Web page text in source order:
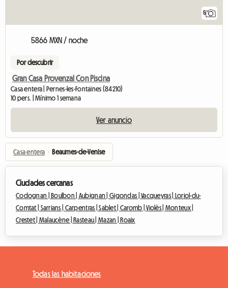
5
5866 MXN / noche
Por descubrir
Gran Casa Provenzal Con Piscina
Casa entera | Pernes-les-Fontaines (84210)
10 pers. | Mínimo 1 semana
Ver anuncio
Casa entera › Beaumes-de-Venise
Ciudades cercanas
Codognan |Boulbon | Aubignan | Gigondas |Vacqueyras | Loriol-du-
Comtat | Sarrians | Carpentras |Sablet | Caromb |Violès | Monteux |
Crestet | Malaucène |Rasteau | Mazan |Roaix
Todas las habitaciones